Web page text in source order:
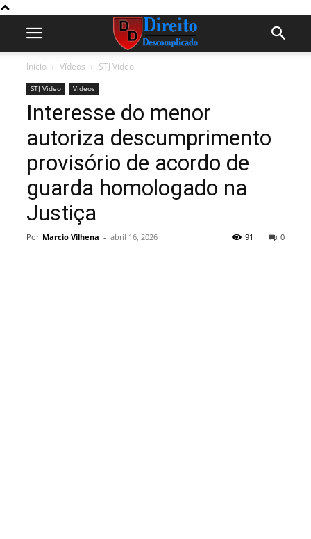
Início Vídeos STJ Vídeo
STJ Vídeo Vídeos
Interesse do menor
autoriza descumprimento
provisório de acordo de
guarda homologado na
Justiça
Por Marcio Vilhena - abril 16, 2026 0
91